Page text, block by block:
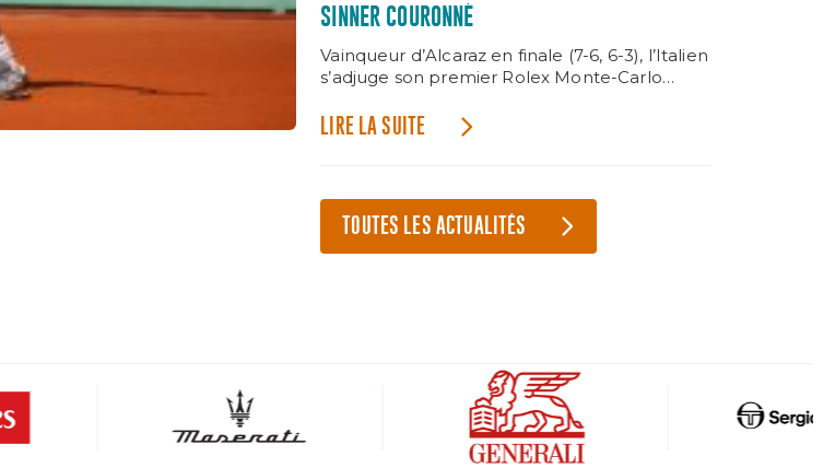
SINNER COURONNÉ
Vainqueur d’Alcaraz en finale (7-6, 6-3), l’Italien
s’adjuge son premier Rolex Monte-Carlo
LIRE LA SUITE
TOUTES LES ACTUALITÉS